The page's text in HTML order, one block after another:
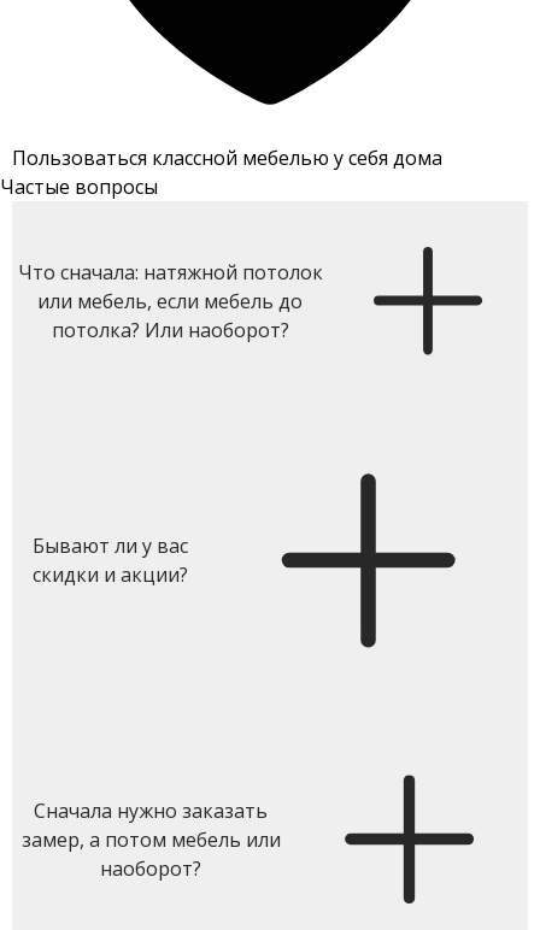
Пользоваться классной мебелью у себя дома
Частые вопросы
Что сначала: натяжной потолок
или мебель, если мебель до
потолка? Или наоборот?
Бывают ли у вас
скидки и акции?
Сначала нужно заказать
замер, а потом мебель или
наоборот?